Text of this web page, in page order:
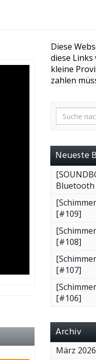
Diese
diese
kleine
zahlen
Neueste
Bluetooth
[#109]
[#108]
[#107]
[#106]
Archiv
März 2026